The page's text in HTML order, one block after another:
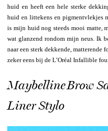
huid en heeft een hele sterke
huid en littekens en pigmentvlekjes
is mijn huid nog steeds mooi matte,
wat glanzend rondom mijn neus. Ik
naar een sterk dekkende,
zeker eens bij de L’Oréal Infallible
Maybelline Brow
Liner Stylo